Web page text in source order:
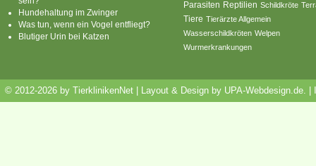
Hundehaltung im Zwinger
Was tun, wenn ein Vogel entfliegt?
Blutiger Urin bei Katzen
Parasiten Reptilien Schildkröte
Tiere Tierärzte Allgemein
Wasserschildkröten Welpen
Wurmerkrankungen
© 2012-2026 by TierklinikenNet | Layout & Design by UPA-Webdesign.de.